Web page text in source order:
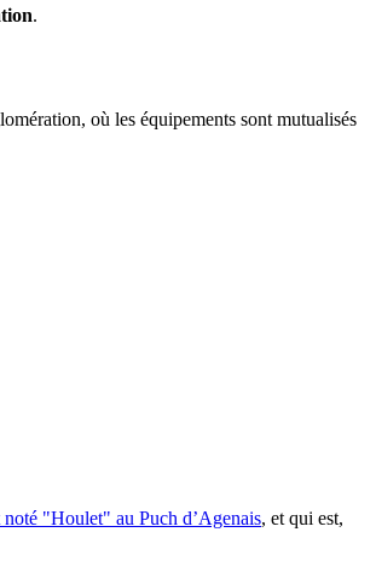
.
où les équipements sont mutualisés
"Houlet" au Puch d’Agenais, et qui est,